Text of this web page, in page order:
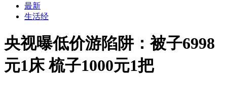
最新
生活经
央视曝低价游陷阱：被子6998
元1床 梳子1000元1把